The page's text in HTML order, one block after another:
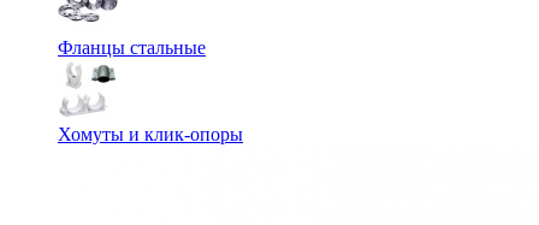
Фланцы стальные
Хомуты и клик-опоры